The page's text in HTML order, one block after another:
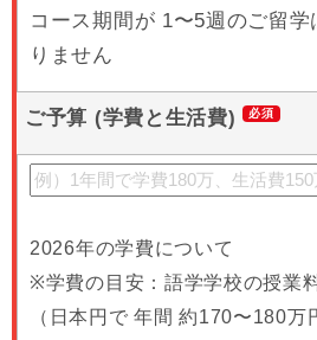
コース期間が 1〜5週のご留
りません
ご予算 (学費と生活費)
2026年の学費について
※学費の目安：語学学校の授業
（日本円で 年間 約170〜180万